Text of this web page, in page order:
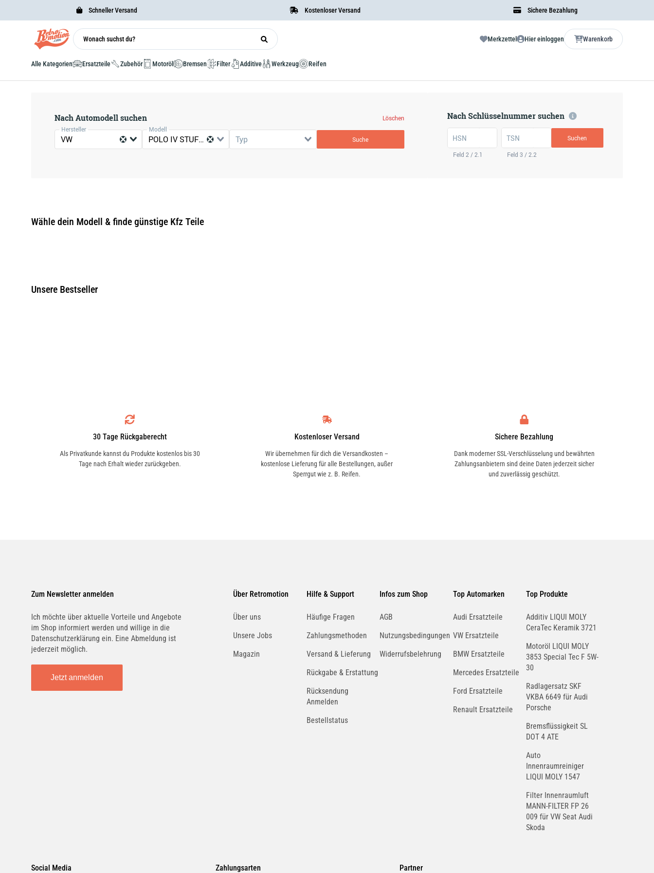
Schneller Versand Kostenloser Versand Sichere Bezahlung
Merkzettel Hier einloggen Warenkorb
Alle Kategorien Ersatzteile Zubehör Motoröl Bremsen Filter Additive Werkzeug Reifen
Nach Automodell suchen
Löschen
Hersteller
VW
Modell
POLO IV STUFENHECK (9N2, 9N4) Typ Suche
Nach Schlüsselnummer suchen
HSN
Feld 2 / 2.1
TSN
Feld 3 / 2.2
Suchen
Wähle dein Modell & finde günstige Kfz Teile
Unsere Bestseller
30 Tage Rückgaberecht
Als Privatkunde kannst du Produkte kostenlos bis 30
Tage nach Erhalt wieder zurückgeben.
Kostenloser Versand
Wir übernehmen für dich die Versandkosten –
kostenlose Lieferung für alle Bestellungen, außer
Sperrgut wie z. B. Reifen.
Sichere Bezahlung
Dank moderner SSL-Verschlüsselung und bewährten
Zahlungsanbietern sind deine Daten jederzeit sicher
und zuverlässig geschützt.
Zum Newsletter anmelden
Ich möchte über aktuelle Vorteile und Angebote
im Shop informiert werden und willige in die
Datenschutzerklärung ein. Eine Abmeldung ist
jederzeit möglich.
Jetzt anmelden
Über Retromotion
Über uns
Unsere Jobs
Magazin
Hilfe & Support
Häufige Fragen
Zahlungsmethoden
Versand & Lieferung
Rückgabe & Erstattung
Rücksendung
Anmelden
Bestellstatus
Infos zum Shop
AGB
Nutzungsbedingungen
Widerrufsbelehrung
Top Automarken
Audi Ersatzteile
VW Ersatzteile
BMW Ersatzteile
Mercedes Ersatzteile
Ford Ersatzteile
Renault Ersatzteile
Top Produkte
Additiv LIQUI MOLY
CeraTec Keramik 3721
Motoröl LIQUI MOLY
3853 Special Tec F 5W-
30
Radlagersatz SKF
VKBA 6649 für Audi
Porsche
Bremsflüssigkeit SL
DOT 4 ATE
Auto
Innenraumreiniger
LIQUI MOLY 1547
Filter Innenraumluft
MANN-FILTER FP 26
009 für VW Seat Audi
Skoda
Social Media Zahlungsarten Partner